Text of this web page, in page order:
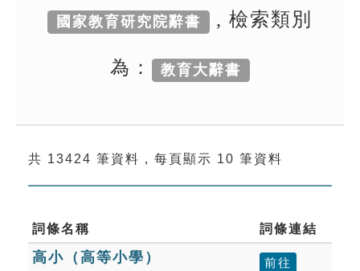
成語故事
索引選單
單字索引
生命大百科索引
國家教育研究院辭書 , 檢索類別
為： 教育大辭書
共 13424 筆資料，每頁顯示 10 筆資料
詞條名稱 詞條連結
高小（高等小學） 前往